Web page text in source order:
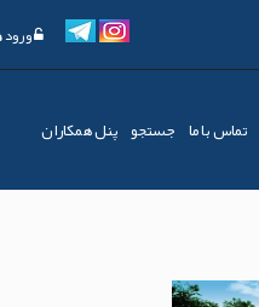
ورود
تماس با ما جستجو پنل همکاران